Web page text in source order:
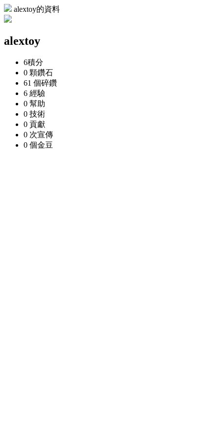
alextoy的資料
alextoy
6積分
0 顆鑽石
61 個碎鑽
6 經驗
0 幫助
0 技術
0 貢獻
0 次宣傳
0 個金豆